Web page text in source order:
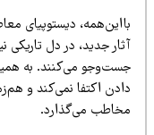
دیستوپیای معاصر
جدید، در دل تاریکی نیز
می‌کنند. به همین
اکتفا نمی‌کند و هم‌زمان
می‌گذارد.